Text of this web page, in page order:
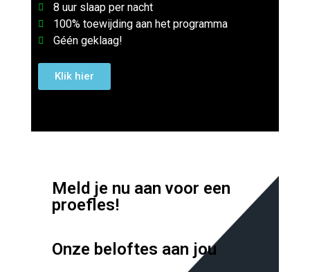
8 uur slaap per nacht
100% toewijding aan het programma
Géén geklaag!
Klik hier
Meld je nu aan voor een
proefles!
Onze beloftes aan jou